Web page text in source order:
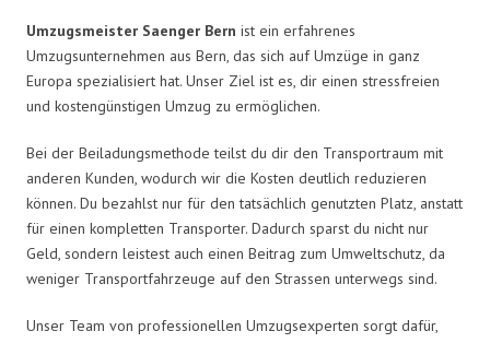
Umzugsmeister Saenger Bern ist ein erfahrenes
Umzugsunternehmen aus Bern, das sich auf Umzüge in ganz
Europa spezialisiert hat. Unser Ziel ist es, dir einen stressfreien
und kostengünstigen Umzug zu ermöglichen.
Bei der Beiladungsmethode teilst du dir den Transportraum mit
anderen Kunden, wodurch wir die Kosten deutlich reduzieren
können. Du bezahlst nur für den tatsächlich genutzten Platz, anstatt
für einen kompletten Transporter. Dadurch sparst du nicht nur
Geld, sondern leistest auch einen Beitrag zum Umweltschutz, da
weniger Transportfahrzeuge auf den Strassen unterwegs sind.
Unser Team von professionellen Umzugsexperten sorgt dafür,